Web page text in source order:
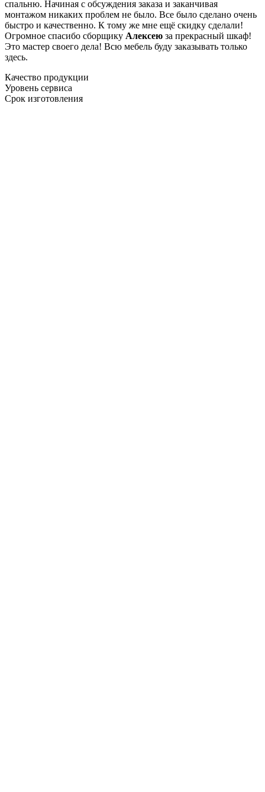
спальню. Начиная с обсуждения заказа и заканчивая
монтажом никаких проблем не было. Все было сделано очень
быстро и качественно. К тому же мне ещё скидку сделали!
Огромное спасибо сборщику Алексею за прекрасный шкаф!
Это мастер своего дела! Всю мебель буду заказывать только
здесь.
Качество продукции
Уровень сервиса
Срок изготовления